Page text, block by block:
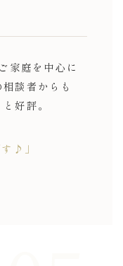
家庭を中心に
談者からも
好評。
♪」